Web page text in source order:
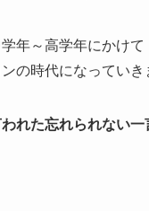
年～高学年にかけて
の時代になっていき
れた忘れられない